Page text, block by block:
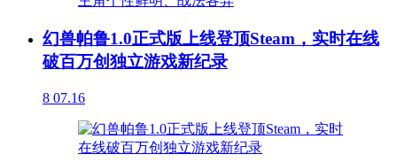
幻兽帕鲁1.0正式版上线登顶Steam，实时在线
破百万创独立游戏新纪录
8 07.16